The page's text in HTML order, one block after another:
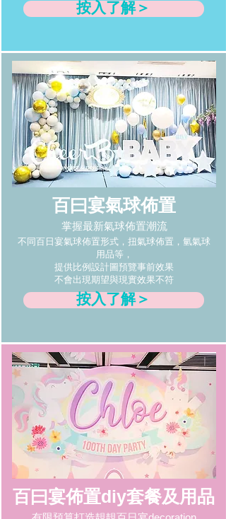
按入了解＞
百曰宴氣球佈置
掌握最新氣球佈置潮流
不同百日宴氣球佈置形式，扭氣球佈置，氫氣球
用品等，
提供比例設計圖預覽事前效果
不會出現期望與現實效果不符
按入了解＞
百曰宴佈置diy套餐及用品